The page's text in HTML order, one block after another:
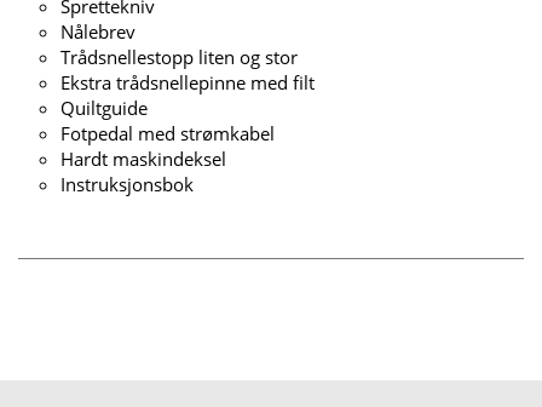
Sprettekniv
Nålebrev
Trådsnellestopp liten og stor
Ekstra trådsnellepinne med filt
Quiltguide
Fotpedal med strømkabel
Hardt maskindeksel
Instruksjonsbok